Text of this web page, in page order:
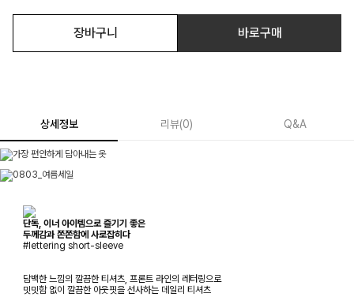
장바구니 바로구매
상세정보 리뷰(0) Q&A
단독, 이너 아이템으로 즐기기 좋은
두께감과 쫀쫀함에 사로잡히다
#lettering short-sleeve
담백한 느낌의 깔끔한 티셔츠, 프론트 라인의 레터링으로
밋밋함 없이 깔끔한 아웃핏을 선사하는 데일리 티셔츠